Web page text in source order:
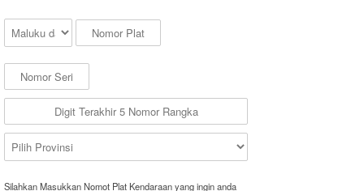
Silahkan Masukkan Nomot Plat Kendaraan yang ingin anda